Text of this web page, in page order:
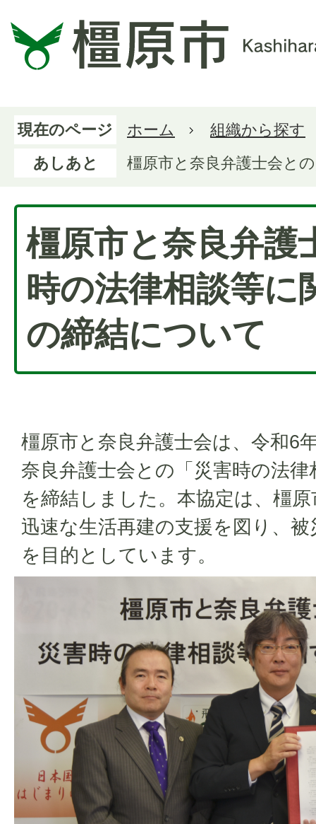
現在のページ ホーム
組織から探す
あしあと
橿原市と奈良弁護士会と
橿原市と奈良弁護
時の法律相談等に
の締結について
橿原市と奈良弁護士会は、令和6
奈良弁護士会との「災害時の法
を締結しました。本協定は、橿
迅速な生活再建の支援を図り、
を目的としています。